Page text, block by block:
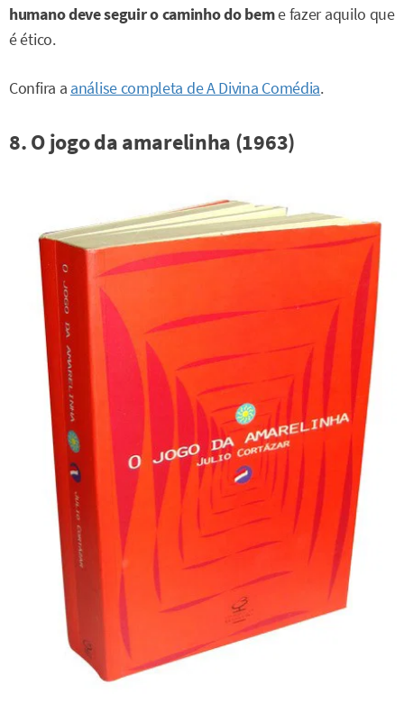
humano deve seguir o caminho do beme fazer aquilo que
é ético.
Confira a análise completa de A Divina Comédia.
8. O jogo da amarelinha (1963)